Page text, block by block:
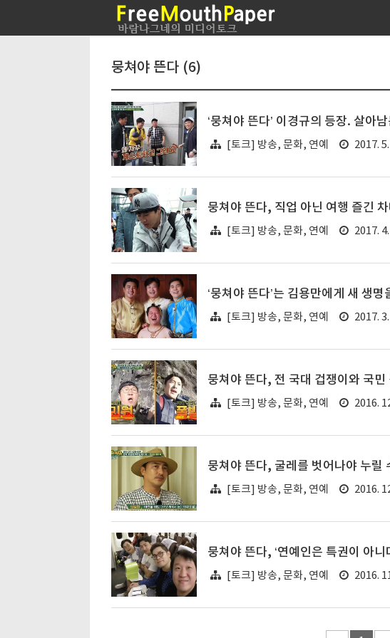
뭉쳐야 뜬다 (6)
‘뭉쳐야 뜬다’ 이경규의 등장. 살아
[토크] 방송, 문화, 연예 2017.
뭉쳐야 뜬다, 직업 아닌 여행 즐긴
[토크] 방송, 문화, 연예 2017.
‘뭉쳐야 뜬다’는 김용만에게 새 생
[토크] 방송, 문화, 연예 2017.
뭉쳐야 뜬다, 전 국대 겁쟁이와 국민
[토크] 방송, 문화, 연예 2016.
뭉쳐야 뜬다, 굴레를 벗어나야 누릴
[토크] 방송, 문화, 연예 2016.
뭉쳐야 뜬다, ‘연예인은 특권이 아니
[토크] 방송, 문화, 연예 2016.